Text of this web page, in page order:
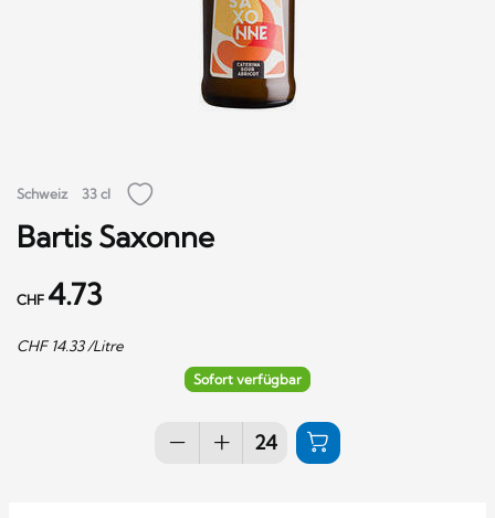
Schweiz 33 cl
Bartis Saxonne
CHF 4.73
CHF 14.33/Litre
Sofort verfügbar